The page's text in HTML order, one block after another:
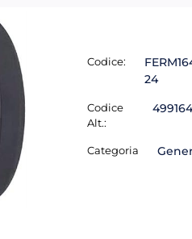
Codice:
24
Codice
Alt.:
Categoria